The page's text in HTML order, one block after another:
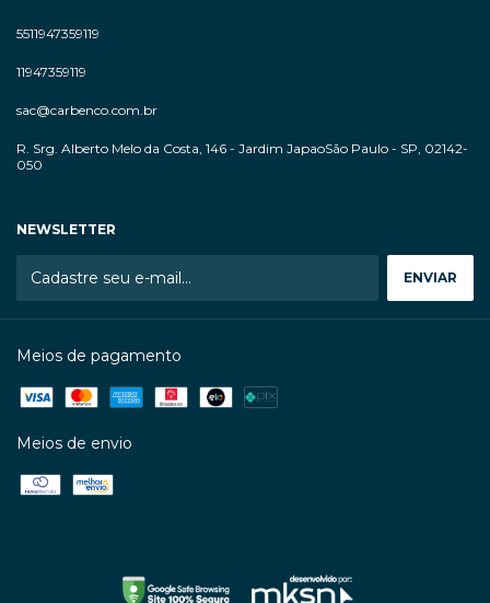
5511947359119
11947359119
sac@carbenco.com.br
R. Srg. Alberto Melo da Costa, 146 - Jardim JapaoSão Paulo - SP, 02142-
050
NEWSLETTER
Meios de pagamento
Meios de envio